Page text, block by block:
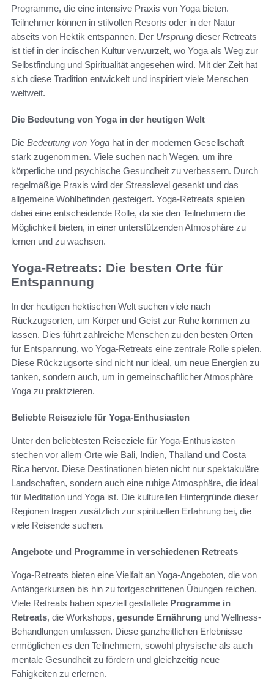
Programme, die eine intensive Praxis von Yoga bieten.
Teilnehmer können in stilvollen Resorts oder in der Natur
abseits von Hektik entspannen. Der Ursprung dieser Retreats
ist tief in der indischen Kultur verwurzelt, wo Yoga als Weg zur
Selbstfindung und Spiritualität angesehen wird. Mit der Zeit hat
sich diese Tradition entwickelt und inspiriert viele Menschen
weltweit.
Die Bedeutung von Yoga in der heutigen Welt
Die Bedeutung von Yoga hat in der modernen Gesellschaft
stark zugenommen. Viele suchen nach Wegen, um ihre
körperliche und psychische Gesundheit zu verbessern. Durch
regelmäßige Praxis wird der Stresslevel gesenkt und das
allgemeine Wohlbefinden gesteigert. Yoga-Retreats spielen
dabei eine entscheidende Rolle, da sie den Teilnehmern die
Möglichkeit bieten, in einer unterstützenden Atmosphäre zu
lernen und zu wachsen.
Yoga-Retreats: Die besten Orte für
Entspannung
In der heutigen hektischen Welt suchen viele nach
Rückzugsorten, um Körper und Geist zur Ruhe kommen zu
lassen. Dies führt zahlreiche Menschen zu den besten Orten
für Entspannung, wo Yoga-Retreats eine zentrale Rolle spielen.
Diese Rückzugsorte sind nicht nur ideal, um neue Energien zu
tanken, sondern auch, um in gemeinschaftlicher Atmosphäre
Yoga zu praktizieren.
Beliebte Reiseziele für Yoga-Enthusiasten
Unter den beliebtesten Reiseziele für Yoga-Enthusiasten
stechen vor allem Orte wie Bali, Indien, Thailand und Costa
Rica hervor. Diese Destinationen bieten nicht nur spektakuläre
Landschaften, sondern auch eine ruhige Atmosphäre, die ideal
für Meditation und Yoga ist. Die kulturellen Hintergründe dieser
Regionen tragen zusätzlich zur spirituellen Erfahrung bei, die
viele Reisende suchen.
Angebote und Programme in verschiedenen Retreats
Yoga-Retreats bieten eine Vielfalt an Yoga-Angeboten, die von
Anfängerkursen bis hin zu fortgeschrittenen Übungen reichen.
Viele Retreats haben speziell gestaltete Programme in
Retreats, die Workshops, gesunde Ernährung und Wellness-
Behandlungen umfassen. Diese ganzheitlichen Erlebnisse
ermöglichen es den Teilnehmern, sowohl physische als auch
mentale Gesundheit zu fördern und gleichzeitig neue
Fähigkeiten zu erlernen.